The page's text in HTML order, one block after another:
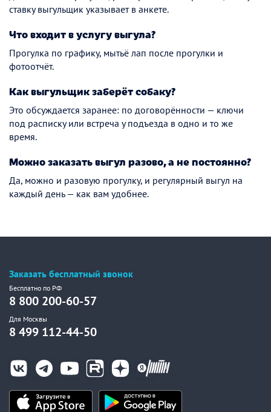
ставку выгульщик указывает в анкете.
Что входит в услугу выгула?
Прогулка по графику, мытьё лап после прогулки и
фотоотчёт.
Как выгульщик заберёт собаку?
Это обсуждается заранее: по договорённости — ключи
под расписку или встреча у подъезда в одно и то же
время.
Можно заказать выгул разово, а не постоянно?
Да, можно и разовую прогулку, и регулярный выгул на
каждый день — как вам удобнее.
Заказать бесплатный звонок
Бесплатно по РФ
8 800 200-60-57
Для Москвы
8 499 112-44-50